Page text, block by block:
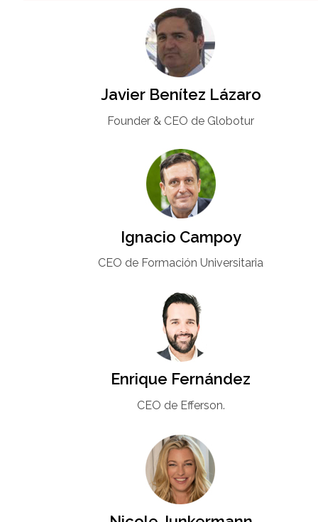
Javier Benítez Lázaro
Founder & CEO de Globotur​
Ignacio Campoy​
CEO de Formación Universitaria​
Enrique Fernández
CEO de Efferson.